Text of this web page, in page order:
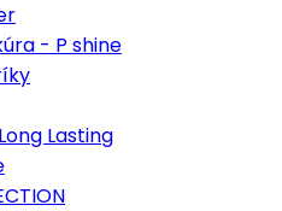
- P shine
Lasting